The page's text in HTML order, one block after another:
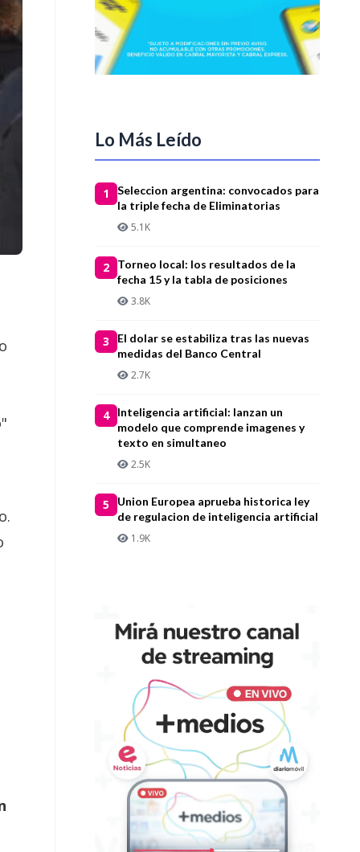
Lo Más Leído
1
Seleccion argentina: convocados para
la triple fecha de Eliminatorias
5.1K
2
Torneo local: los resultados de la
fecha 15 y la tabla de posiciones
3.8K
3
El dolar se estabiliza tras las nuevas
medidas del Banco Central
2.7K
4
Inteligencia artificial: lanzan un
modelo que comprende imagenes y
texto en simultaneo
2.5K
5
Union Europea aprueba historica ley
de regulacion de inteligencia artificial
1.9K